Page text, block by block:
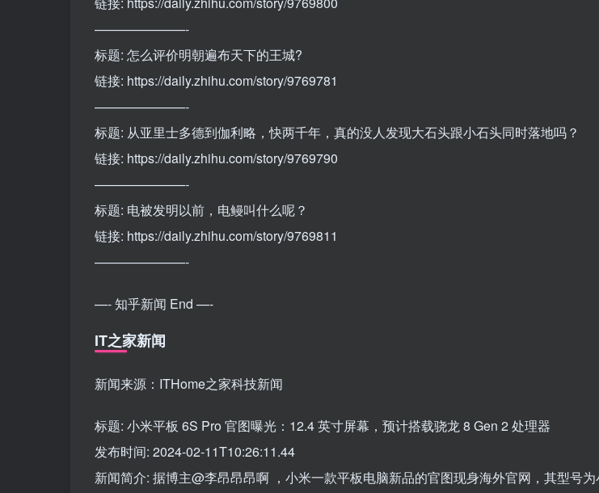
———————-
标题: 怎么评价明朝遍布天下的王城?
链接: https://daily.zhihu.com/story/9769781
———————-
标题: 从亚里士多德到伽利略，快两千年，真的没人发现大石头跟小石头同时落地吗？
链接: https://daily.zhihu.com/story/9769790
———————-
标题: 电被发明以前，电鳗叫什么呢？
链接: https://daily.zhihu.com/story/9769811
———————-
—- 知乎新闻 End —-
IT之家新闻
新闻来源：ITHome之家科技新闻
标题: 小米平板 6S Pro 官图曝光：12.4 英寸屏幕，预计搭载骁龙 8 Gen 2 处理器
发布时间: 2024-02-11T10:26:11.44
新闻简介: 据博主@李昂昂昂啊 ，小米一款平板电脑新品的官图现身海外官网，其型号为